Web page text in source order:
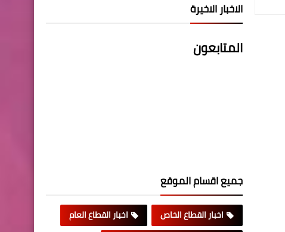
الاخبار الاخيرة
المتابعون
جميع اقسام الموقع
اخبار القطاع الخاص
اخبار القطاع العام